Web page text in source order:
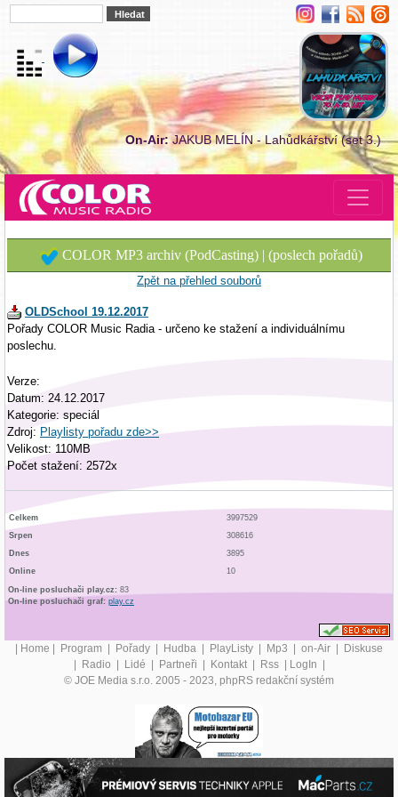
On-Air: JAKUB MELÍN - Lahůdkářství (set 3.)
COLOR MP3 archiv (PodCasting) | (poslech pořadů)
Zpět na přehled souborů
OLDSchool 19.12.2017
Pořady COLOR Music Radia - určeno ke stažení a individuálnímu
poslechu.
Verze:
Datum: 24.12.2017
Kategorie: speciál
Zdroj: Playlisty pořadu zde>>
Velikost: 110MB
Počet stažení: 2572x
Celkem
3997529
Srpen
308616
Dnes
3895
Online
10
On-line posluchači play.cz: 83
On-line posluchači graf: play.cz
| Home | Program | Pořady | Hudba | PlayListy | Mp3 | on-Air | Diskuse
| Radio | Lidé | Partneři | Kontakt | Rss | LogIn |
© JOE Media s.r.o. 2005 - 2023, phpRS redakční systém